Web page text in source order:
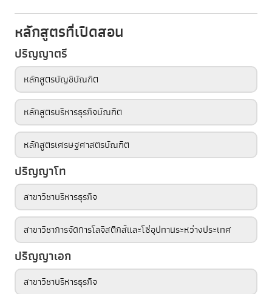
หลักสูตรที่เปิดสอน
ปริญญาตรี
หลักสูตรบัญชีบัณฑิต
หลักสูตรบริหารธุรกิจบัณฑิต
หลักสูตรเศรษฐศาสตรบัณฑิต
ปริญญาโท
สาขาวิชาบริหารธุรกิจ
สาขาวิชาการจัดการโลจิสติกส์และโซ่อุปทานระหว่างประเทศ
ปริญญาเอก
สาขาวิชาบริหารธุรกิจ